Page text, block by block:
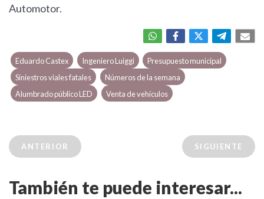
Automotor.
Eduardo Castex Ingeniero Luiggi
Presupuesto municipal
Siniestros viales fatales
Números de la semana
Alumbrado público LED
Venta de vehículos
ANTERIOR SIGUIENTE
También te puede interesar...